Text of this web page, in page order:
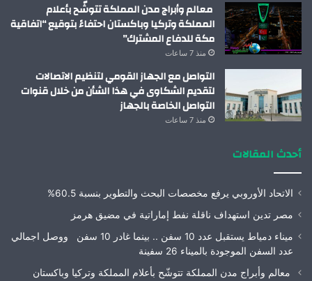
معالم وأبراج مدن المملكة تتوشّح بأعلام
المملكة وتركيا وباكستان احتفاءً بتوقيع “اتفاقية
مكة للدفاع المشترك”
منذ 7 ساعات
التواصل مع الجهاز القومي لتنظيم الاتصالات
لتقديم الشكاوى في هذا الشأن من خلال قنوات
التواصل الخاصة بالجهاز
منذ 7 ساعات
أحدث المقالات
الاتحاد الأوروبي يرفع مخصصات البحث والتطوير بنسبة 60.5%
مصر تدين استهداف ناقلة نفط إماراتية في مضيق هرمز
ميناء دمياط يستقبل عدد 10 سفن .. بينما غادر 10 سفن ووصل اجمالي
عدد السفن الموجودة بالميناء 26 سفينة
معالم وأبراج مدن المملكة تتوشّح بأعلام المملكة وتركيا وباكستان